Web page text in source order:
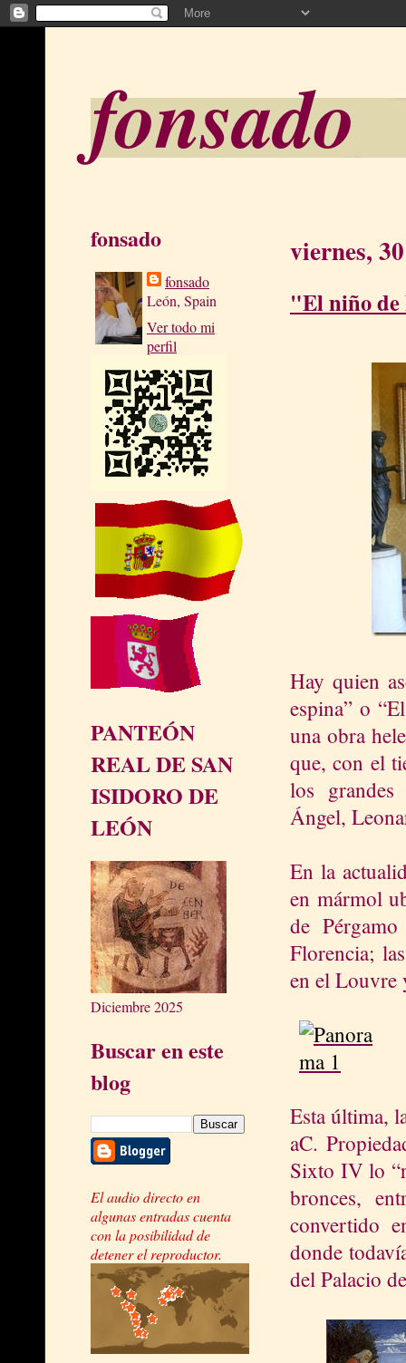
fonsado
fonsado
fonsado
León, Spain
Ver todo mi
perfil
PANTEÓN
REAL DE SAN
ISIDORO DE
LEÓN
Diciembre 2025
Buscar en este
blog
El audio directo en
algunas entradas cuenta
con la posibilidad de
detener el reproductor.
viernes,
"El niño de
Hay quien
espina” o
una obra
que, con el
los grandes
Ángel,
En la
en mármol
de
Florencia;
en el Louvre
Esta última,
aC.
Sixto IV lo
bronces,
convertido
donde
del Palacio